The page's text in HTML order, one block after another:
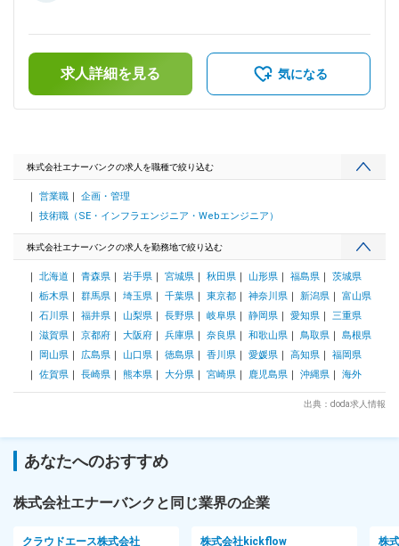
担っていただき、会社の経営基盤を支える重要な役割となりま
す。 ■業務詳細 ・日次経理業務、経理部門強化 ・月次、四半
期、年度決算 ・税務対応 (顧問税理士との連携) ・他部門を
巻き込んだオペレーション改善 ・IPO準備対応 (内部統制、J-
からお任せいたしますので、ご安心ください。 ■組織体制 責
任者１名、メンバー２名（うち１名パート社員） 日次会計業
務等はパート社員が担っており、責任者１名及び現場メンバー
１名にてIPO内部統制の仕組み作りを行っています。 責任者は
だきましたら経理業務から離れる予定です。 ■当社について
2018年創業以来、電力需要家目線でのエネルギー調達の最適
化を推進するスタートアップです。主力プロダクトである法人
向け電力リバースオークション『エネオク』をはじめ、環境価
値取引サービス『グリーンチケット』や、太陽光発電設備導入
テクノロジーとコンサルティングを組み合わせた独自のソリュ
ーション提供が特徴です。エネオクの取扱総額も900億円を突
破するほどの急成長を遂げています。 変更の範囲：会社の定
める業務
＜給与補足＞※現在年収を考慮しつつ、当社グレード制度を加
味して決定します。賃金はあくまでも目安の金額であり、選考
を通じて上下する可能性があります。月給(月額)は固定手当を
求人詳細を見る 気になる
株式会社エナーバンクの求人を職種で絞り込む
営業職
企画・管理
技術職（SE・インフラエンジニア・Webエンジニア）
株式会社エナーバンクの求人を勤務地で絞り込む
北海道 青森県 岩手県 宮城県 秋田県 山形県 福島県
茨城県
栃木県
群馬県 埼玉県 千葉県 東京都 神奈川県 新潟県
富山県
石川県
福井県 山梨県 長野県 岐阜県 静岡県 愛知県
三重県
滋賀県
京都府 大阪府 兵庫県 奈良県 和歌山県 鳥取県
島根県
岡山県
広島県 山口県 徳島県 香川県 愛媛県 高知県
福岡県
佐賀県
長崎県 熊本県 大分県 宮崎県 鹿児島県 沖縄県 海外
出典：doda求人情報
あなたへのおすすめ
株式会社エナーバンクと同じ業界の企業
クラウドエース株式会社 株式会社kickflow 株